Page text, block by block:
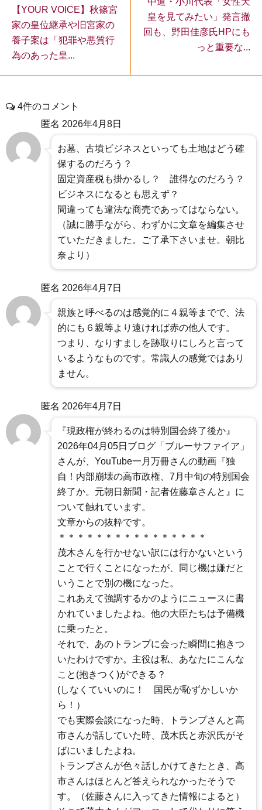
【YOUR VOICE】秋篠宮
家の皇位継承や旧宮家の
養子案は「犯罪や悪質行
為のあった皇...
皇を見てみたい」発言撤
回も、野田佳彦氏HPにも
っと重要な...
4件のコメント
匿名 2026年4月8日
お墓、古墳ビジネスといっても土地はどう確
保するのだろう？
固定資産税も掛かるし？ 誰得なのだろう？
ビジネスになるとも思えず？
間違っても違法な商売であってはならない。
（誠に勝手ながら、わずかに文章を編集させ
ていただきました。ご了承下さいませ。朝比
奈より）
匿名 2026年4月7日
親族と呼べるのは感覚的に４親等までで、法
的にも６親等より遠ければ赤の他人です。
つまり、なりすましを跡取りにしろと言って
いるようなものです。常識人の感覚ではあり
ません。
匿名 2026年4月7日
『現政権が終わるのは特別国会終了後か』
2026年04月05日ブログ「ブルーサファイア」
さんが、YouTube一月万冊さんの動画『独
自！内部崩壊の高市政権、7月中旬の特別国会
終了か。元朝日新聞・記者佐藤章さんと』に
ついて触れています。
文章からの抜粋です。
＊＊＊＊＊＊＊＊＊＊＊＊＊＊＊＊
茂木さんを行かせない訳には行かないという
ことで行くことになったが、同じ機は嫌だと
いうことで別の機になった。
これあえて強調するかのようにニュースに書
かれていましたよね。他の大臣たちは予備機
に乗ったと。
それで、あのトランプに会った瞬間に抱きつ
いたわけですか。主役は私、あなたにこんな
こと(抱きつく)ができる？
(しなくていいのに！ 国民が恥ずかしいか
ら！）
でも実際会談になった時、トランプさんと高
市さんが話していた時、茂木氏と赤沢氏がそ
ばにいましたよね。
トランプさんが色々話しかけてきたとき、高
市さんはほとんど答えられなかったそうで
す。（佐藤さんに入ってきた情報によると）